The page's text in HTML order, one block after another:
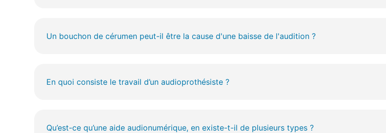
Un bouchon de cérumen peut-il être la cause d'une baisse de l'audition ?
En quoi consiste le travail d’un audioprothésiste ?
Qu’est-ce qu’une aide audionumérique, en existe-t-il de plusieurs types ?